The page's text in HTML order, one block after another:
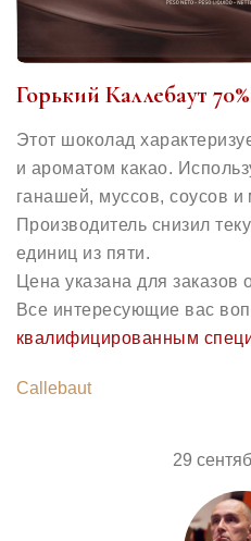
Горький Каллебаут
Этот шоколад
и ароматом какао.
ганашей, муссов, соусов и
Производитель снизил
единиц из пяти.
Цена указана для заказов
Все интересующие вас
квалифицированным
Callebaut
29